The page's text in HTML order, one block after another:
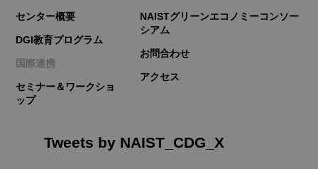
センター概要
DGI教育プログラム
国際連携
セミナー＆ワークショ
ップ
NAISTグリーンエコノミーコンソー
シアム
お問合わせ
アクセス
Tweets by NAIST_CDG_X